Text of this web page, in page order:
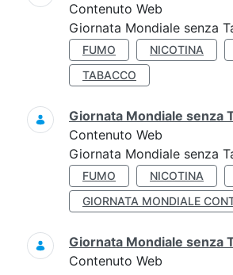
Contenuto Web
Giornata Mondiale senza
FUMO NICOTINA
TABACCO
Giornata Mondiale senza
Contenuto Web
Giornata Mondiale senza
FUMO NICOTINA
GIORNATA MONDIALE
Giornata Mondiale senza
Contenuto Web